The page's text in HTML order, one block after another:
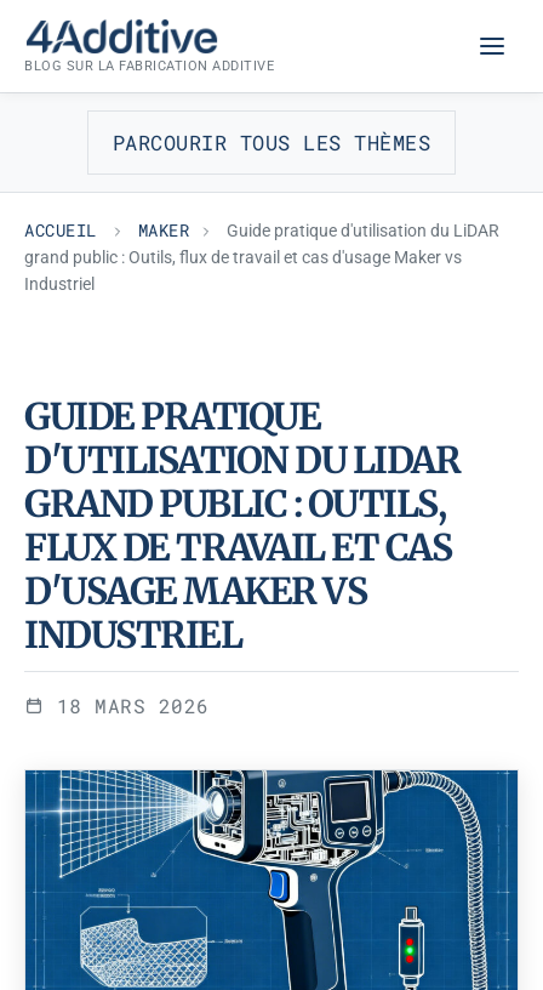
contenu
BLOG SUR LA FABRICATION ADDITIVE
PARCOURIR TOUS LES THÈMES
ACCUEIL MAKER
Guide pratique d'utilisation du LiDAR
grand public : Outils, flux de travail et cas d'usage Maker vs
Industriel
MAKER
GUIDE PRATIQUE
D'UTILISATION DU LIDAR
GRAND PUBLIC : OUTILS,
FLUX DE TRAVAIL ET CAS
D'USAGE MAKER VS
INDUSTRIEL
18 MARS 2026